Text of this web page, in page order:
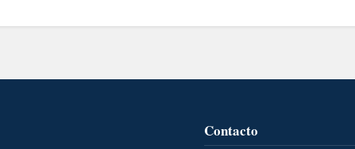
Contacto